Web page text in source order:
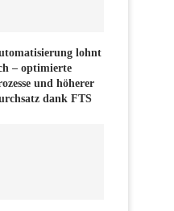
lohnt
– optimierte
und höherer
dank FTS